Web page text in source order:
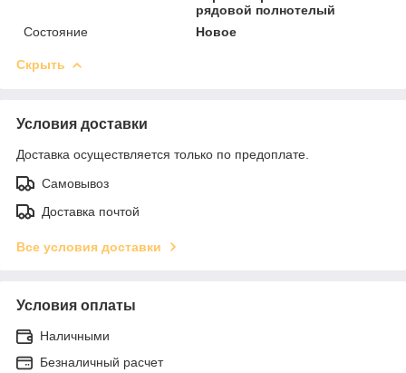
рядовой полнотелый
Состояние
Новое
Скрыть
Условия доставки
Доставка осуществляется только по предоплате.
Самовывоз
Доставка почтой
Все условия доставки
Условия оплаты
Наличными
Безналичный расчет